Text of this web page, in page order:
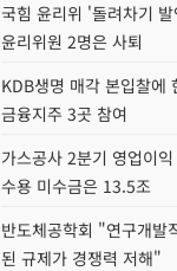
국힘 윤리위 '돌려차기
윤리위원 2명은 사퇴
KDB생명 매각 본입찰에
금융지주 3곳 참여
가스공사 2분기 영업이
수용 미수금은 13.5조
반도체공학회 "연구개발
된 규제가 경쟁력 저해"